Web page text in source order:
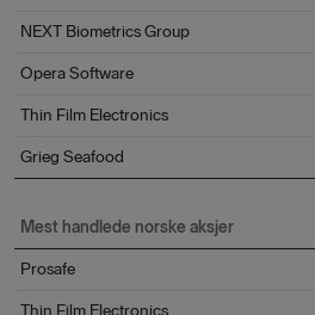
NEXT Biometrics Group
Opera Software
Thin Film Electronics
Grieg Seafood
Mest handlede norske aksjer
Prosafe
Thin Film Electronics